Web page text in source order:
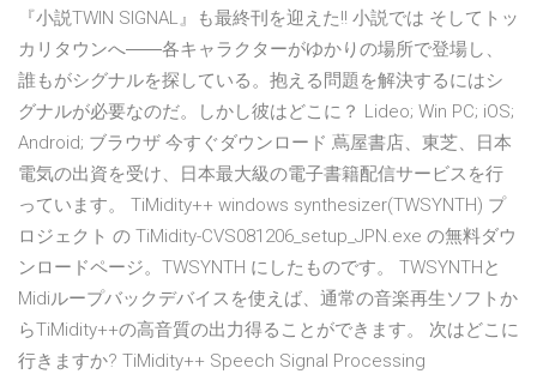
『小説TWIN SIGNAL』も最終刊を迎えた!! 小説では そしてトッ
カリタウンへ――各キャラクターがゆかりの場所で登場し、
誰もがシグナルを探している。抱える問題を解決するにはシ
グナルが必要なのだ。しかし彼はどこに？ Lideo; Win PC; iOS;
Android; ブラウザ 今すぐダウンロード 蔦屋書店、東芝、日本
電気の出資を受け、日本最大級の電子書籍配信サービスを行
っています。 TiMidity++ windows synthesizer(TWSYNTH) プ
ロジェクト の TiMidity-CVS081206_setup_JPN.exe の無料ダウ
ンロードページ。TWSYNTH にしたものです。 TWSYNTHと
Midiループバックデバイスを使えば、通常の音楽再生ソフトか
らTiMidity++の高音質の出力得ることができます。 次はどこに
行きますか? TiMidity++ Speech Signal Processing